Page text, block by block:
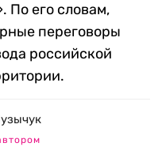
По его словам,
переговоры
российской